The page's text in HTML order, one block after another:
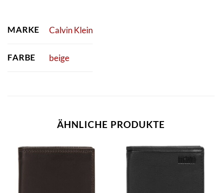
MARKE Calvin Klein
FARBE beige
ÄHNLICHE PRODUKTE